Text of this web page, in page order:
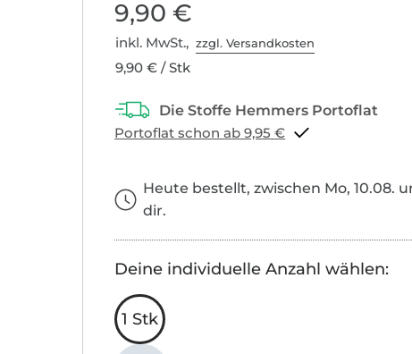
9,90 €
inkl. MwSt.,zzgl. Versandkosten
9,90 € / Stk
Portoflat schon ab 9,95 €
Heute bestellt, zwischen Mo, 10.08.
dir.
Deine individuelle Anzahl wählen:
1 Stk